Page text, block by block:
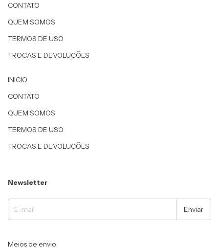
CONTATO
QUEM SOMOS
TERMOS DE USO
TROCAS E DEVOLUÇÕES
INICIO
CONTATO
QUEM SOMOS
TERMOS DE USO
TROCAS E DEVOLUÇÕES
Newsletter
Meios de envio